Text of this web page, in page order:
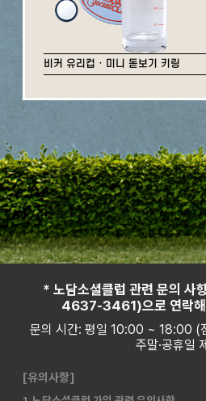
비커 유리컵 · 미니 돋보기 키링
* 노담소셜클럽 관련 문의 사
4637-3461)으로 연락해
문의 시간: 평일 10:00 ~ 18:00 (
주말·공휴일
[유의사항]